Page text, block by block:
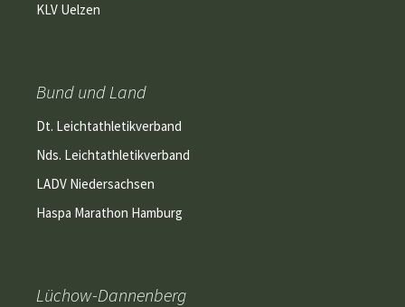
KLV Uelzen
Bund und Land
Dt. Leichtathletikverband
Nds. Leichtathletikverband
LADV Niedersachsen
Haspa Marathon Hamburg
Lüchow-Dannenberg